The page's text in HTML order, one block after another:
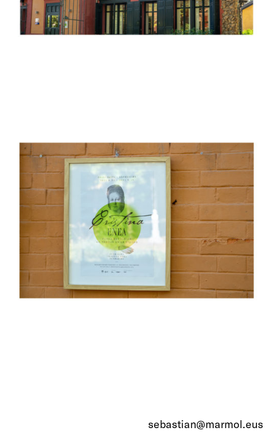
sebastian@marmol.eus